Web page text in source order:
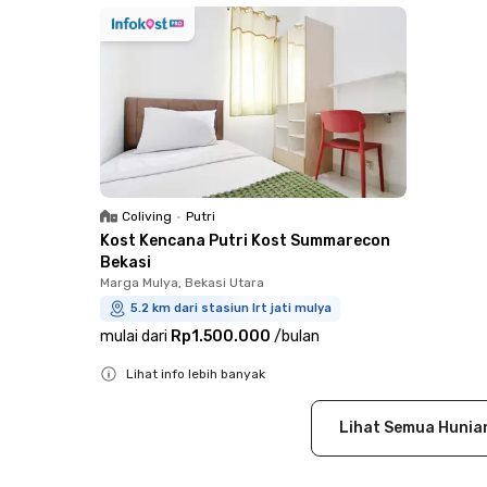
Coliving • Putri
Kost Kencana Putri Kost Summarecon
Bekasi
Marga Mulya, Bekasi Utara
5.2 km dari stasiun lrt jati mulya
mulai dari Rp1.500.000 /bulan
Lihat info lebih banyak
Lihat Semua